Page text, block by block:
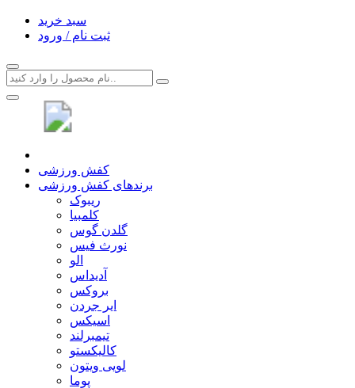
سبد خرید
ثبت نام / ورود
کفش ورزشی
برندهای کفش ورزشی
ریبوک
کلمبیا
گلدن گوس
نورث فیس
الو
آدیداس
بروکس
ایر جردن
اسیکس
تیمبرلند
کالیکستو
لویی ویتون
پوما